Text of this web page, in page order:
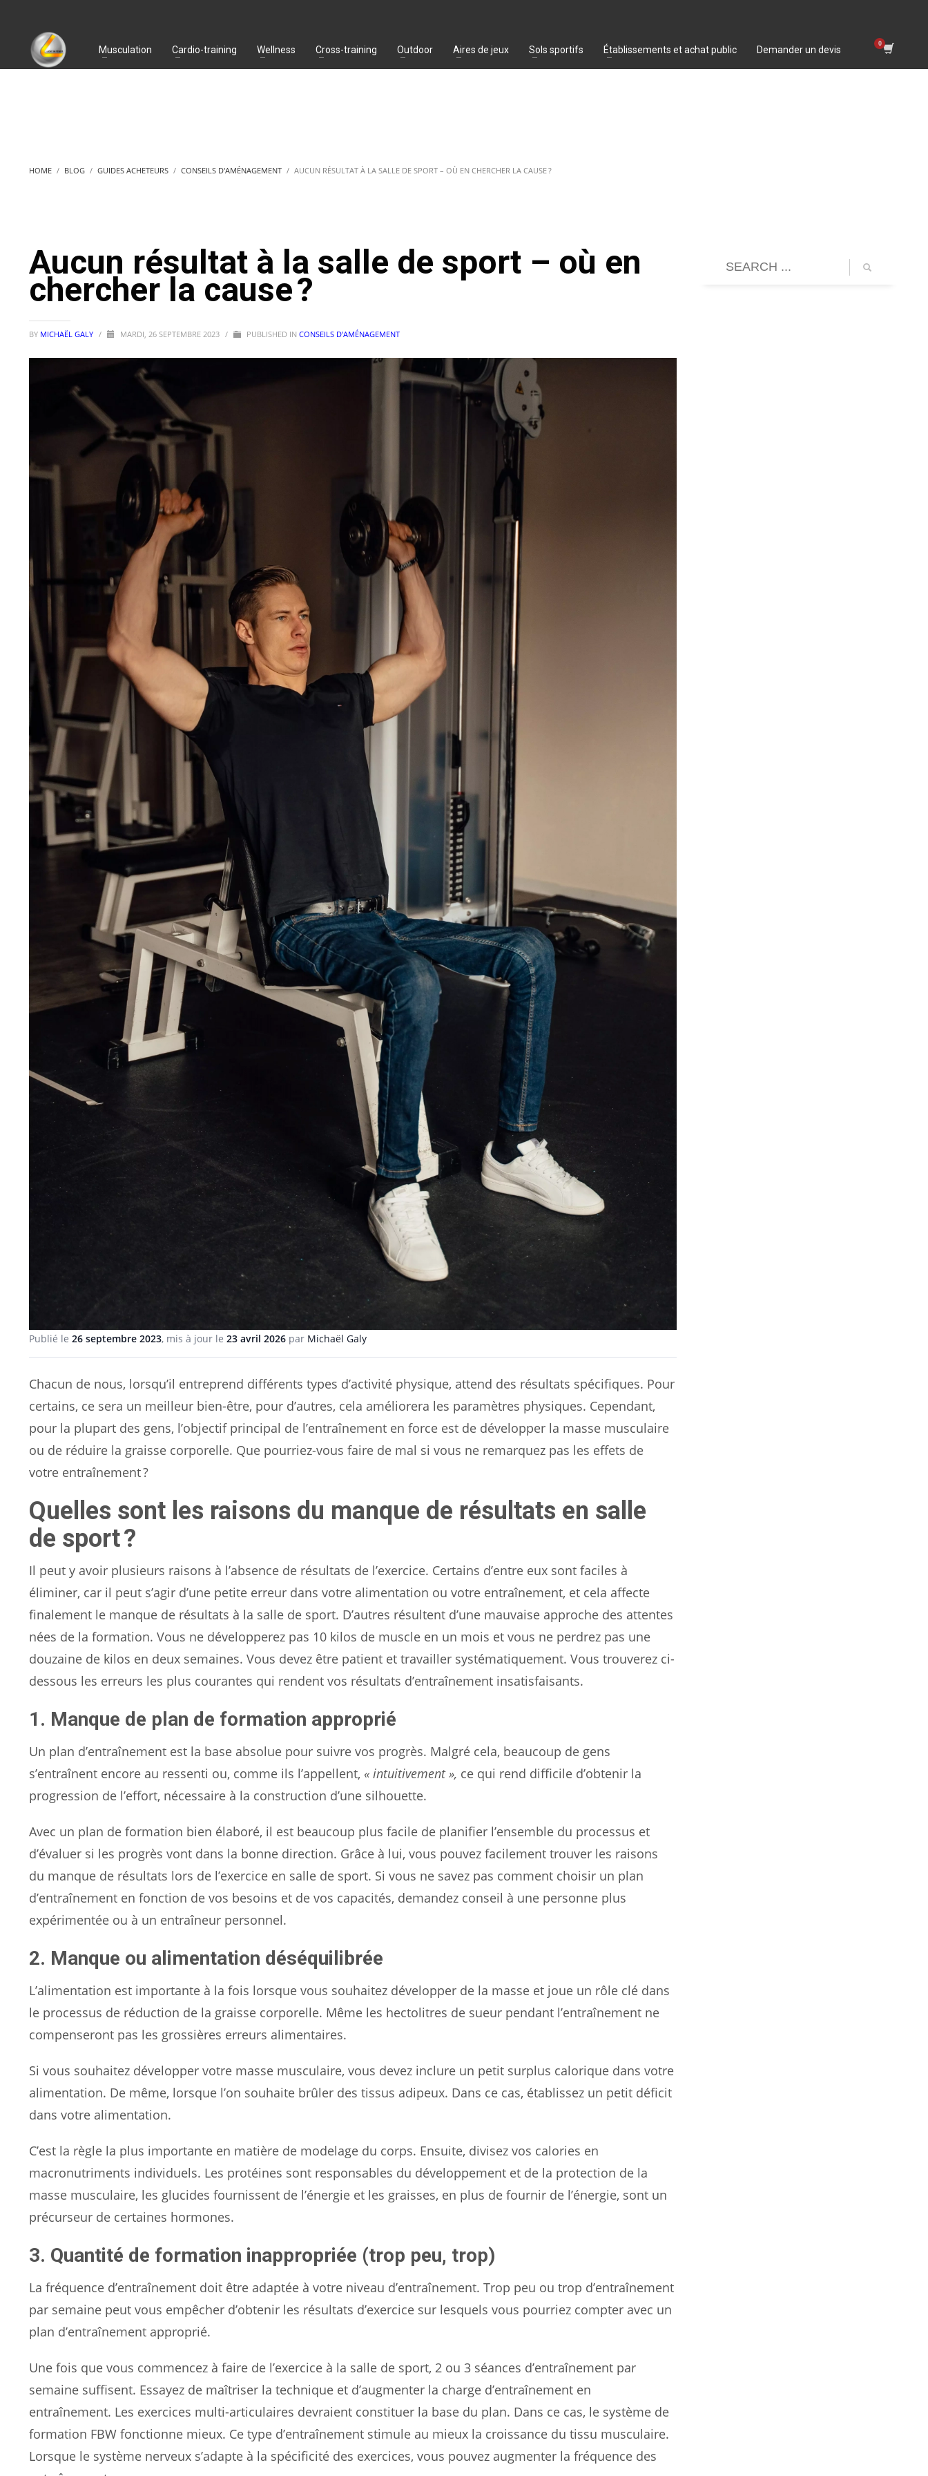
Musculation Cardio-training Wellness Cross-training Outdoor Aires de jeux Sols sportifs Établissements et achat public Demander un devis
HOME BLOG GUIDES ACHETEURS CONSEILS D'AMÉNAGEMENT AUCUN RÉSULTAT À LA SALLE DE SPORT – OÙ EN CHERCHER LA CAUSE ?
Aucun résultat à la salle de sport – où en
chercher la cause ?
BY MICHAËL GALY / MARDI, 26 SEPTEMBRE 2023 / PUBLISHED IN CONSEILS D'AMÉNAGEMENT
Publié le 26 septembre 2023, mis à jour le 23 avril 2026 par Michaël Galy
Chacun de nous, lorsqu’il entreprend différents types d’activité physique, attend des résultats spécifiques. Pour
certains, ce sera un meilleur bien-être, pour d’autres, cela améliorera les paramètres physiques. Cependant,
pour la plupart des gens, l’objectif principal de l’entraînement en force est de développer la masse musculaire
ou de réduire la graisse corporelle. Que pourriez-vous faire de mal si vous ne remarquez pas les effets de
votre entraînement ?
Quelles sont les raisons du manque de résultats en salle
de sport ?
Il peut y avoir plusieurs raisons à l’absence de résultats de l’exercice. Certains d’entre eux sont faciles à
éliminer, car il peut s’agir d’une petite erreur dans votre alimentation ou votre entraînement, et cela affecte
finalement le manque de résultats à la salle de sport. D’autres résultent d’une mauvaise approche des attentes
nées de la formation. Vous ne développerez pas 10 kilos de muscle en un mois et vous ne perdrez pas une
douzaine de kilos en deux semaines. Vous devez être patient et travailler systématiquement. Vous trouverez ci-
dessous les erreurs les plus courantes qui rendent vos résultats d’entraînement insatisfaisants.
1. Manque de plan de formation approprié
Un plan d’entraînement est la base absolue pour suivre vos progrès. Malgré cela, beaucoup de gens
s’entraînent encore au ressenti ou, comme ils l’appellent, « intuitivement », ce qui rend difficile d’obtenir la
progression de l’effort, nécessaire à la construction d’une silhouette.
Avec un plan de formation bien élaboré, il est beaucoup plus facile de planifier l’ensemble du processus et
d’évaluer si les progrès vont dans la bonne direction. Grâce à lui, vous pouvez facilement trouver les raisons
du manque de résultats lors de l’exercice en salle de sport. Si vous ne savez pas comment choisir un plan
d’entraînement en fonction de vos besoins et de vos capacités, demandez conseil à une personne plus
expérimentée ou à un entraîneur personnel.
2. Manque ou alimentation déséquilibrée
L’alimentation est importante à la fois lorsque vous souhaitez développer de la masse et joue un rôle clé dans
le processus de réduction de la graisse corporelle. Même les hectolitres de sueur pendant l’entraînement ne
compenseront pas les grossières erreurs alimentaires.
Si vous souhaitez développer votre masse musculaire, vous devez inclure un petit surplus calorique dans votre
alimentation. De même, lorsque l’on souhaite brûler des tissus adipeux. Dans ce cas, établissez un petit déficit
dans votre alimentation.
C’est la règle la plus importante en matière de modelage du corps. Ensuite, divisez vos calories en
macronutriments individuels. Les protéines sont responsables du développement et de la protection de la
masse musculaire, les glucides fournissent de l’énergie et les graisses, en plus de fournir de l’énergie, sont un
précurseur de certaines hormones.
3. Quantité de formation inappropriée (trop peu, trop)
La fréquence d’entraînement doit être adaptée à votre niveau d’entraînement. Trop peu ou trop d’entraînement
par semaine peut vous empêcher d’obtenir les résultats d’exercice sur lesquels vous pourriez compter avec un
plan d’entraînement approprié.
Une fois que vous commencez à faire de l’exercice à la salle de sport, 2 ou 3 séances d’entraînement par
semaine suffisent. Essayez de maîtriser la technique et d’augmenter la charge d’entraînement en
entraînement. Les exercices multi-articulaires devraient constituer la base du plan. Dans ce cas, le système de
formation FBW fonctionne mieux. Ce type d’entraînement stimule au mieux la croissance du tissu musculaire.
Lorsque le système nerveux s’adapte à la spécificité des exercices, vous pouvez augmenter la fréquence des